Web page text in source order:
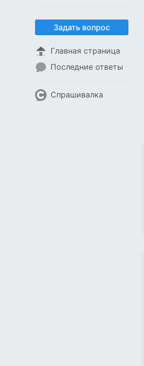
Задать вопрос
Главная страница
Последние ответы
Спрашивалка